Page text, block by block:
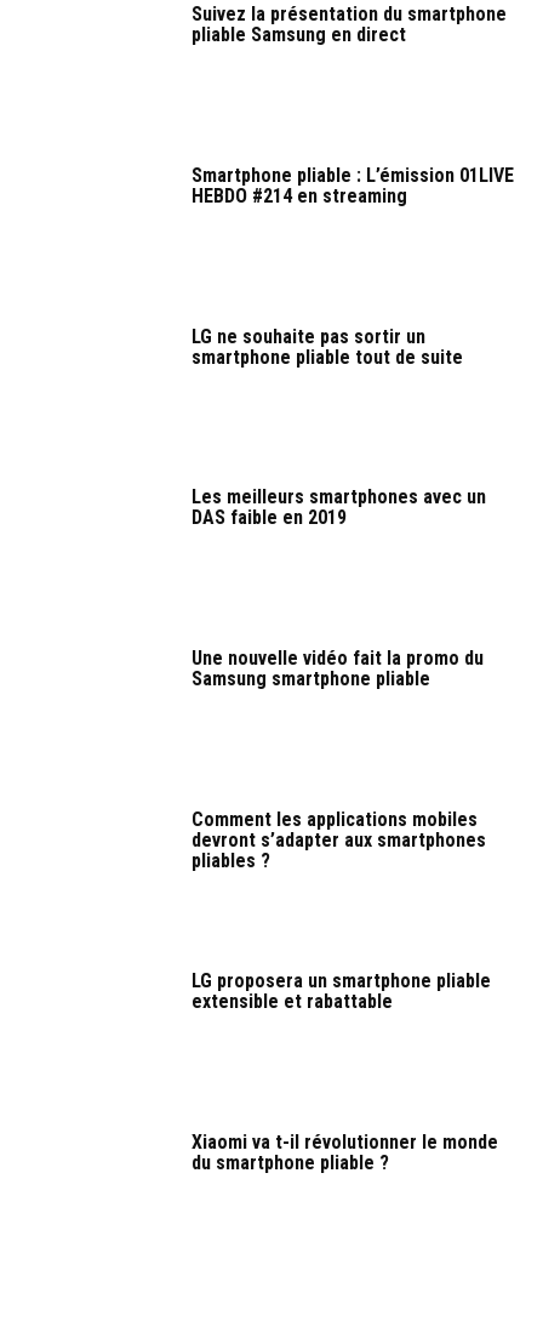
Suivez la présentation du smartphone
pliable Samsung en direct
Smartphone pliable : L’émission 01LIVE
HEBDO #214 en streaming
LG ne souhaite pas sortir un
smartphone pliable tout de suite
Les meilleurs smartphones avec un
DAS faible en 2019
Une nouvelle vidéo fait la promo du
Samsung smartphone pliable
Comment les applications mobiles
devront s’adapter aux smartphones
pliables ?
LG proposera un smartphone pliable
extensible et rabattable
Xiaomi va t-il révolutionner le monde
du smartphone pliable ?